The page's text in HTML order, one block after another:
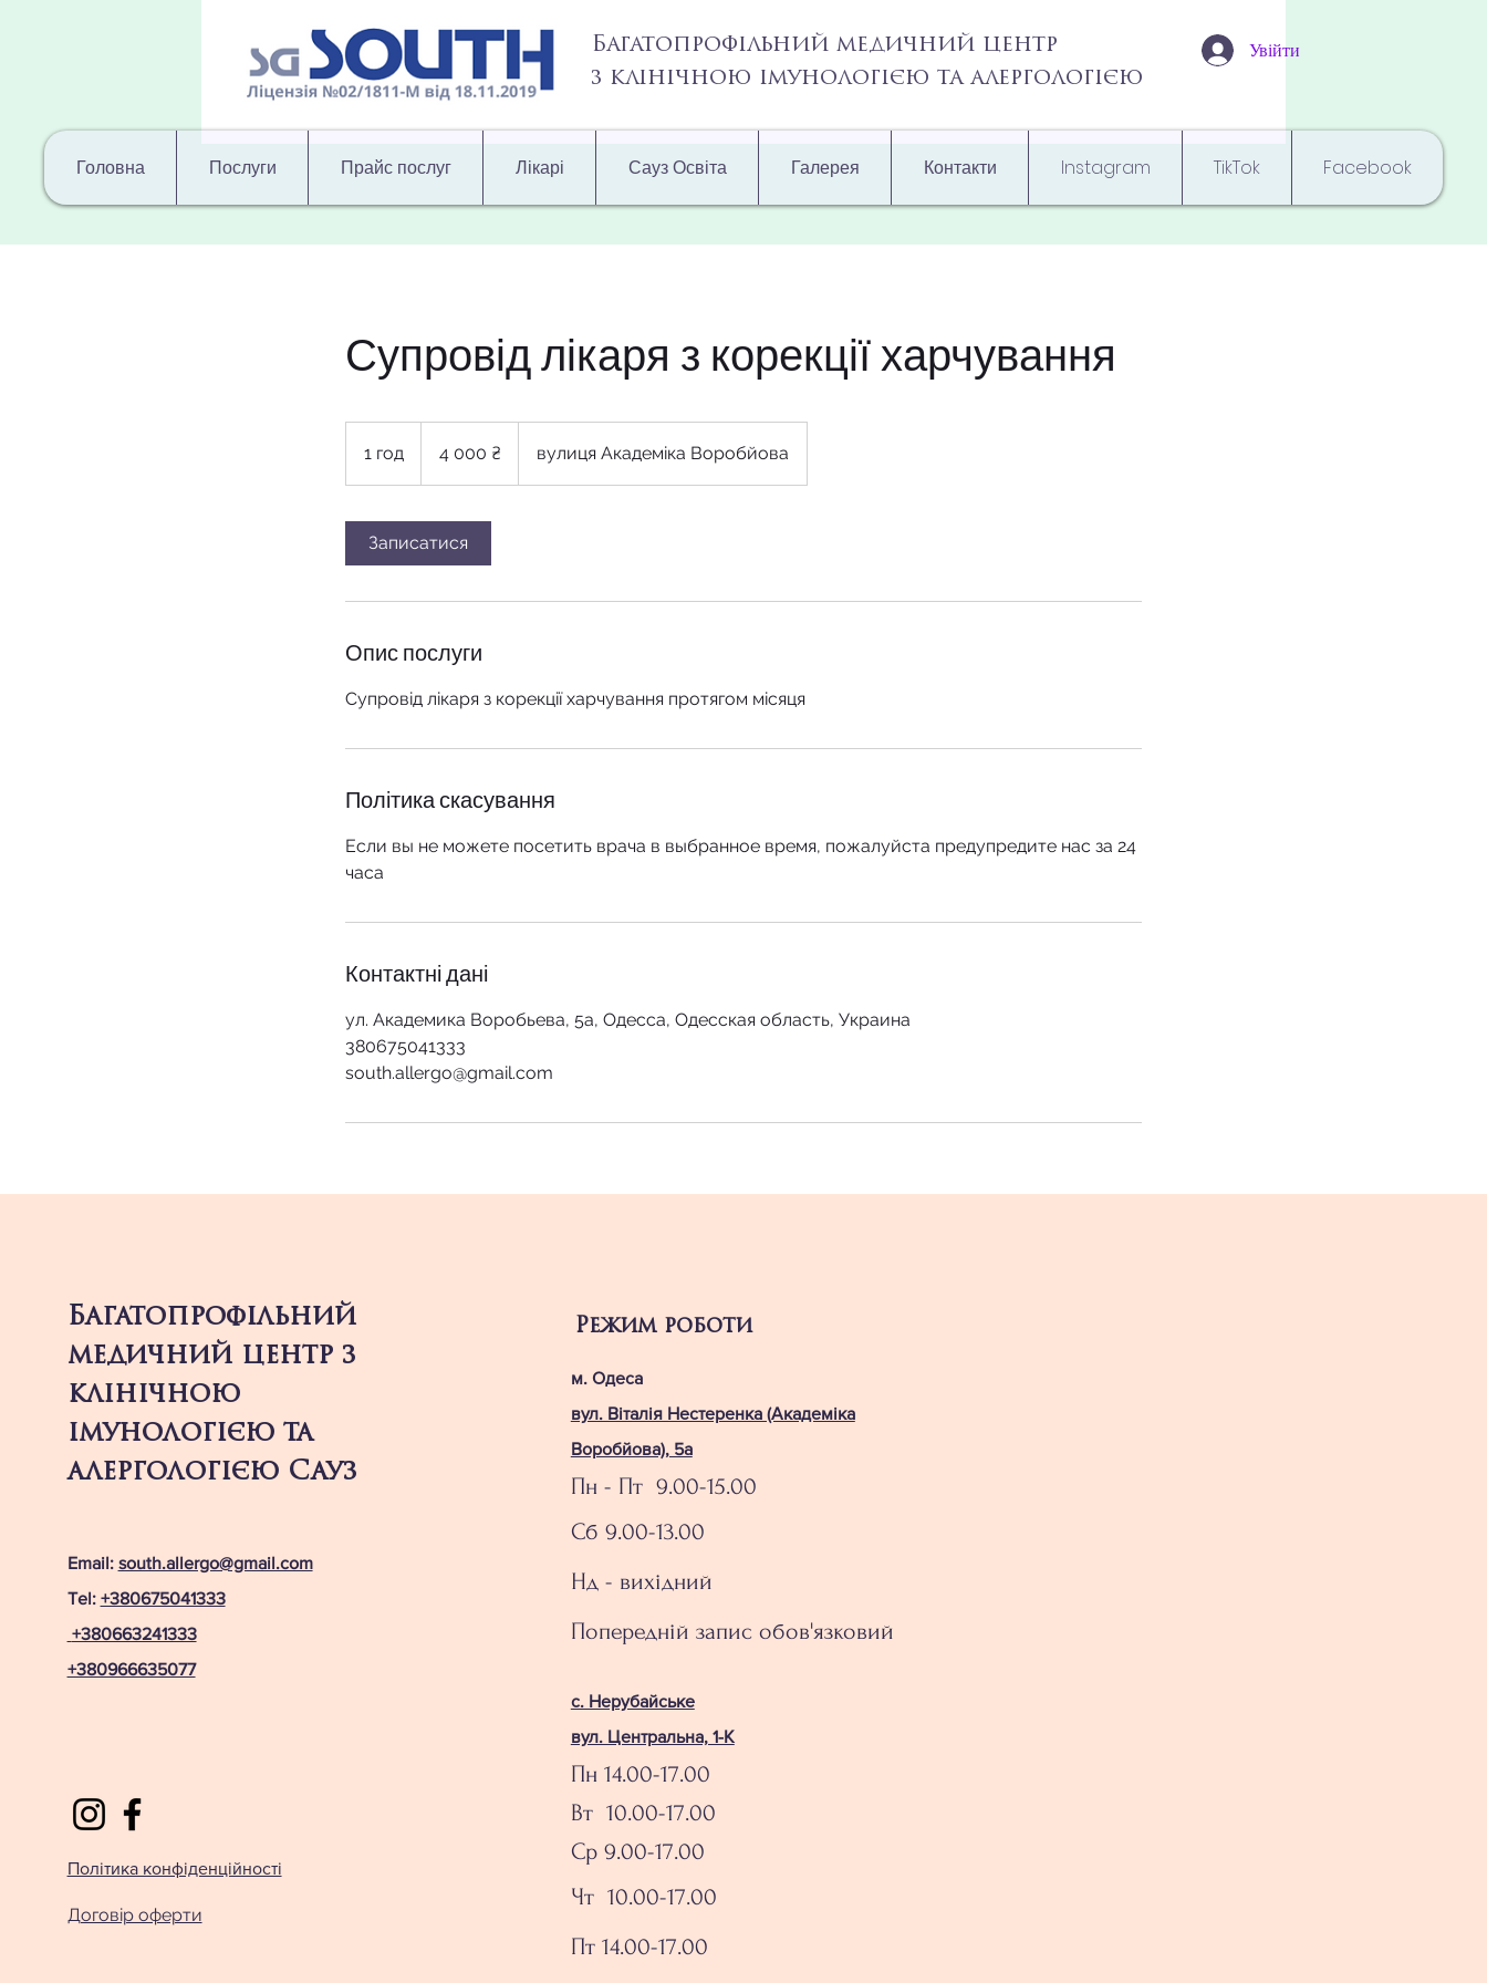
Увійти
Головна Послуги Прайс послуг Лікарі Сауз Освіта Галерея Контакти Instagram TikTok Facebook
Багатопрофільний медичний центр
з клінічною імунологією та алергологією
Супровід лікаря з корекції харчування
1 год
г
гривень
4 000 ₴ вулиця Академіка Воробйова
Записатися
Опис послуги
Супровід лікаря з корекції харчування протягом місяця
Політика скасування
Если вы не можете посетить врача в выбранное время, пожалуйста предупредите нас за 24
часа
Контактні дані
ул. Академика Воробьева, 5а, Одесса, Одесская область, Украина
380675041333
south.allergo@gmail.com
Багатопрофільний
медичний центр з
клінічною
імунологією та
алергологією Сауз
Email: south.allergo@gmail.com
Tel: +380675041333
+380663241333
+380966635077
Політика конфіденційності
Договір оферти
Режим роботи
м. Одеса
вул. Віталія Нестеренка (Академіка
Воробйова), 5а
Пн - Пт 9.00-15.00
Сб 9.00-13.00
Нд - вихідний
Попередній запис обов'язковий
с. Нерубайське
вул. Центральна, 1-К
Пн 14.00-17.00
Вт 10.00-17.00
Ср 9.00-17.00
Чт 10.00-17.00
Пт 14.00-17.00